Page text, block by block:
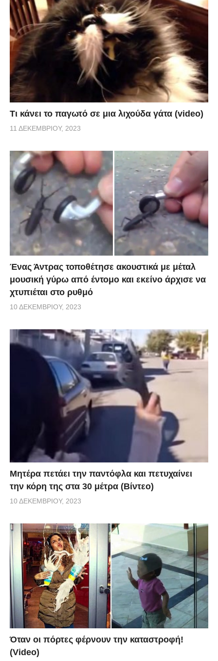
Τι κάνει το παγωτό σε μια λιχούδα γάτα (video)
11 ΔΕΚΕΜΒΡΊΟΥ, 2023
Ένας Άντρας τοποθέτησε ακουστικά με μέταλ
μουσική γύρω από έντομο και εκείνο άρχισε να
χτυπιέται στο ρυθμό
10 ΔΕΚΕΜΒΡΊΟΥ, 2023
Μητέρα πετάει την παντόφλα και πετυχαίνει
την κόρη της στα 30 μέτρα (Βίντεο)
10 ΔΕΚΕΜΒΡΊΟΥ, 2023
Όταν οι πόρτες φέρνουν την καταστροφή!
(Video)